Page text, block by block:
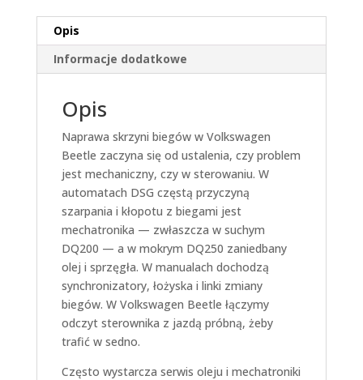
Opis
Informacje dodatkowe
Opis
Naprawa skrzyni biegów w Volkswagen
Beetle zaczyna się od ustalenia, czy problem
jest mechaniczny, czy w sterowaniu. W
automatach DSG częstą przyczyną
szarpania i kłopotu z biegami jest
mechatronika — zwłaszcza w suchym
DQ200 — a w mokrym DQ250 zaniedbany
olej i sprzęgła. W manualach dochodzą
synchronizatory, łożyska i linki zmiany
biegów. W Volkswagen Beetle łączymy
odczyt sterownika z jazdą próbną, żeby
trafić w sedno.
Często wystarcza serwis oleju i mechatroniki